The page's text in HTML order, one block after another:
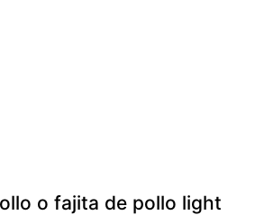
o fajita de pollo light